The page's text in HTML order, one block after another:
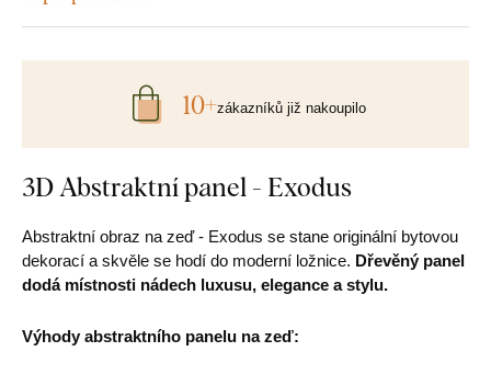
3D Abstraktní panel - Exodus
Abstraktní obraz na zeď - Exodus se stane originální bytovou
dekorací a skvěle se hodí do moderní ložnice. Dřevěný panel
dodá místnosti nádech luxusu, elegance a stylu.
Výhody abstraktního panelu na zeď:
10+zákazníků již nakoupilo